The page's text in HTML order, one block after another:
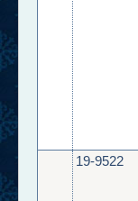
19-9522